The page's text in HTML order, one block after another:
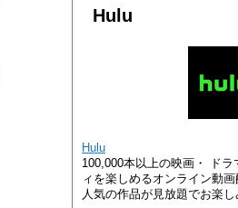
Hulu
Hulu
100,000本以上の映画・ ド
ィを楽しめるオンライン動画
人気の作品が見放題でお楽し